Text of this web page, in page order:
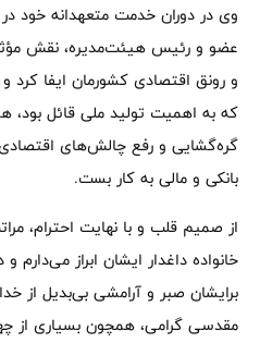
وی در دوران خدمت متعهدانه خود در
عضو و رئیس هیئت‌مدیره، نقش
و رونق اقتصادی کشورمان ایفا کرد
که به اهمیت تولید ملی قائل بود،
گره‌گشایی و رفع چالش‌های
بانکی و مالی به کار بست.
از صمیم قلب و با نهایت احترام،
خانواده داغدار ایشان ابراز
برایشان صبر و آرامشی بی‌بدیل از
مقدسی گرامی، همچون بسیاری از